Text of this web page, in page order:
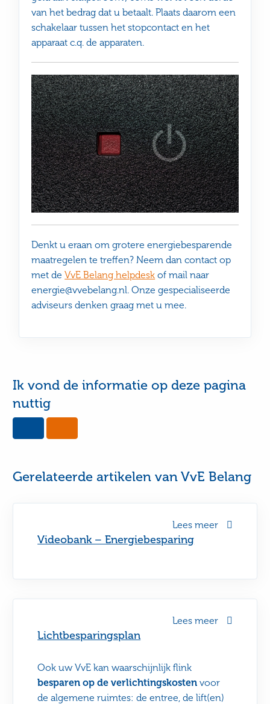
van het bedrag dat u betaalt. Plaats daarom een
schakelaar tussen het stopcontact en het
apparaat c.q. de apparaten.
Denkt u eraan om grotere energiebesparende
maatregelen te treffen? Neem dan contact op
met deVvE Belang helpdesk of mail naar
energie@vvebelang.nl. Onze gespecialiseerde
adviseurs denken graag met u mee.
Ik vond de informatie op deze pagina
nuttig
this
this
useful
Gerelateerde artikelen van VvE Belang
Lichtbesparingsplan
Ook uw VvE kan waarschijnlijk flink
besparen op de verlichtingskosten voor
de algemene ruimtes: de entree, de lift(en)
Lees meer
Videobank – Energiebesparing
Lees meer